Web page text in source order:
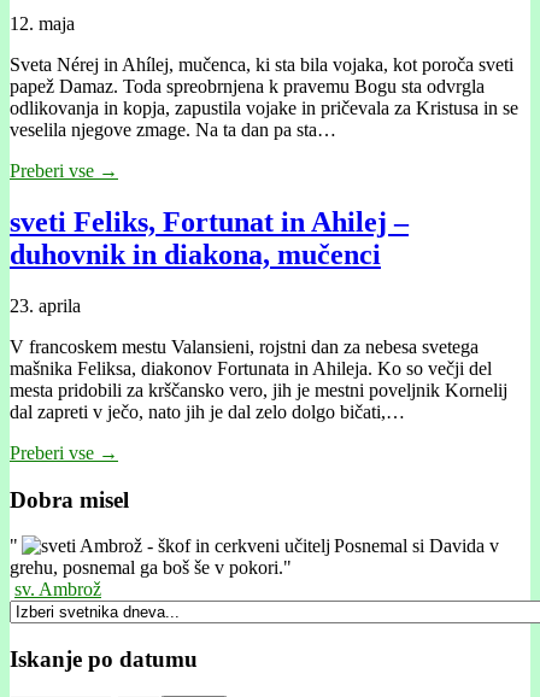
12. maja
Sveta Nérej in Ahílej, mučenca, ki sta bila vojaka, kot poroča sveti
papež Damaz. Toda spreobrnjena k pravemu Bogu sta odvrgla
odlikovanja in kopja, zapustila vojake in pričevala za Kristusa in se
veselila njegove zmage. Na ta dan pa sta…
Preberi vse →
sveti Feliks, Fortunat in Ahilej –
duhovnik in diakona, mučenci
23. aprila
V francoskem mestu Valansieni, rojstni dan za nebesa svetega
mašnika Feliksa, diakonov Fortunata in Ahileja. Ko so večji del
mesta pridobili za krščansko vero, jih je mestni poveljnik Kornelij
dal zapreti v ječo, nato jih je dal zelo dolgo bičati,…
Preberi vse →
Dobra misel
"
Posnemal si Davida v
grehu, posnemal ga boš še v pokori."
sv. Ambrož
Iskanje po datumu